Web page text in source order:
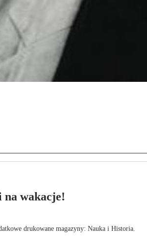
na wakacje!
drukowane magazyny: Nauka i Historia.